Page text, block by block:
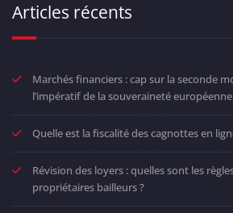
Articles récents
Marchés financiers : cap sur la seconde
l’impératif de la souveraineté européenne
Quelle est la fiscalité des cagnottes en
Révision des loyers : quelles sont les
propriétaires bailleurs ?